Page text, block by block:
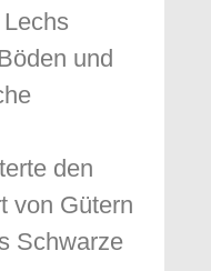
und
den
von Gütern
Schwarze